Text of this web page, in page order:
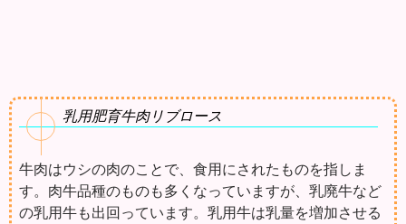
乳用肥育牛肉リブロース
牛肉はウシの肉のことで、食用にされたものを指しま
す。肉牛品種のものも多くなっていますが、乳廃牛など
の乳用牛も出回っています。乳用牛は乳量を増加させる